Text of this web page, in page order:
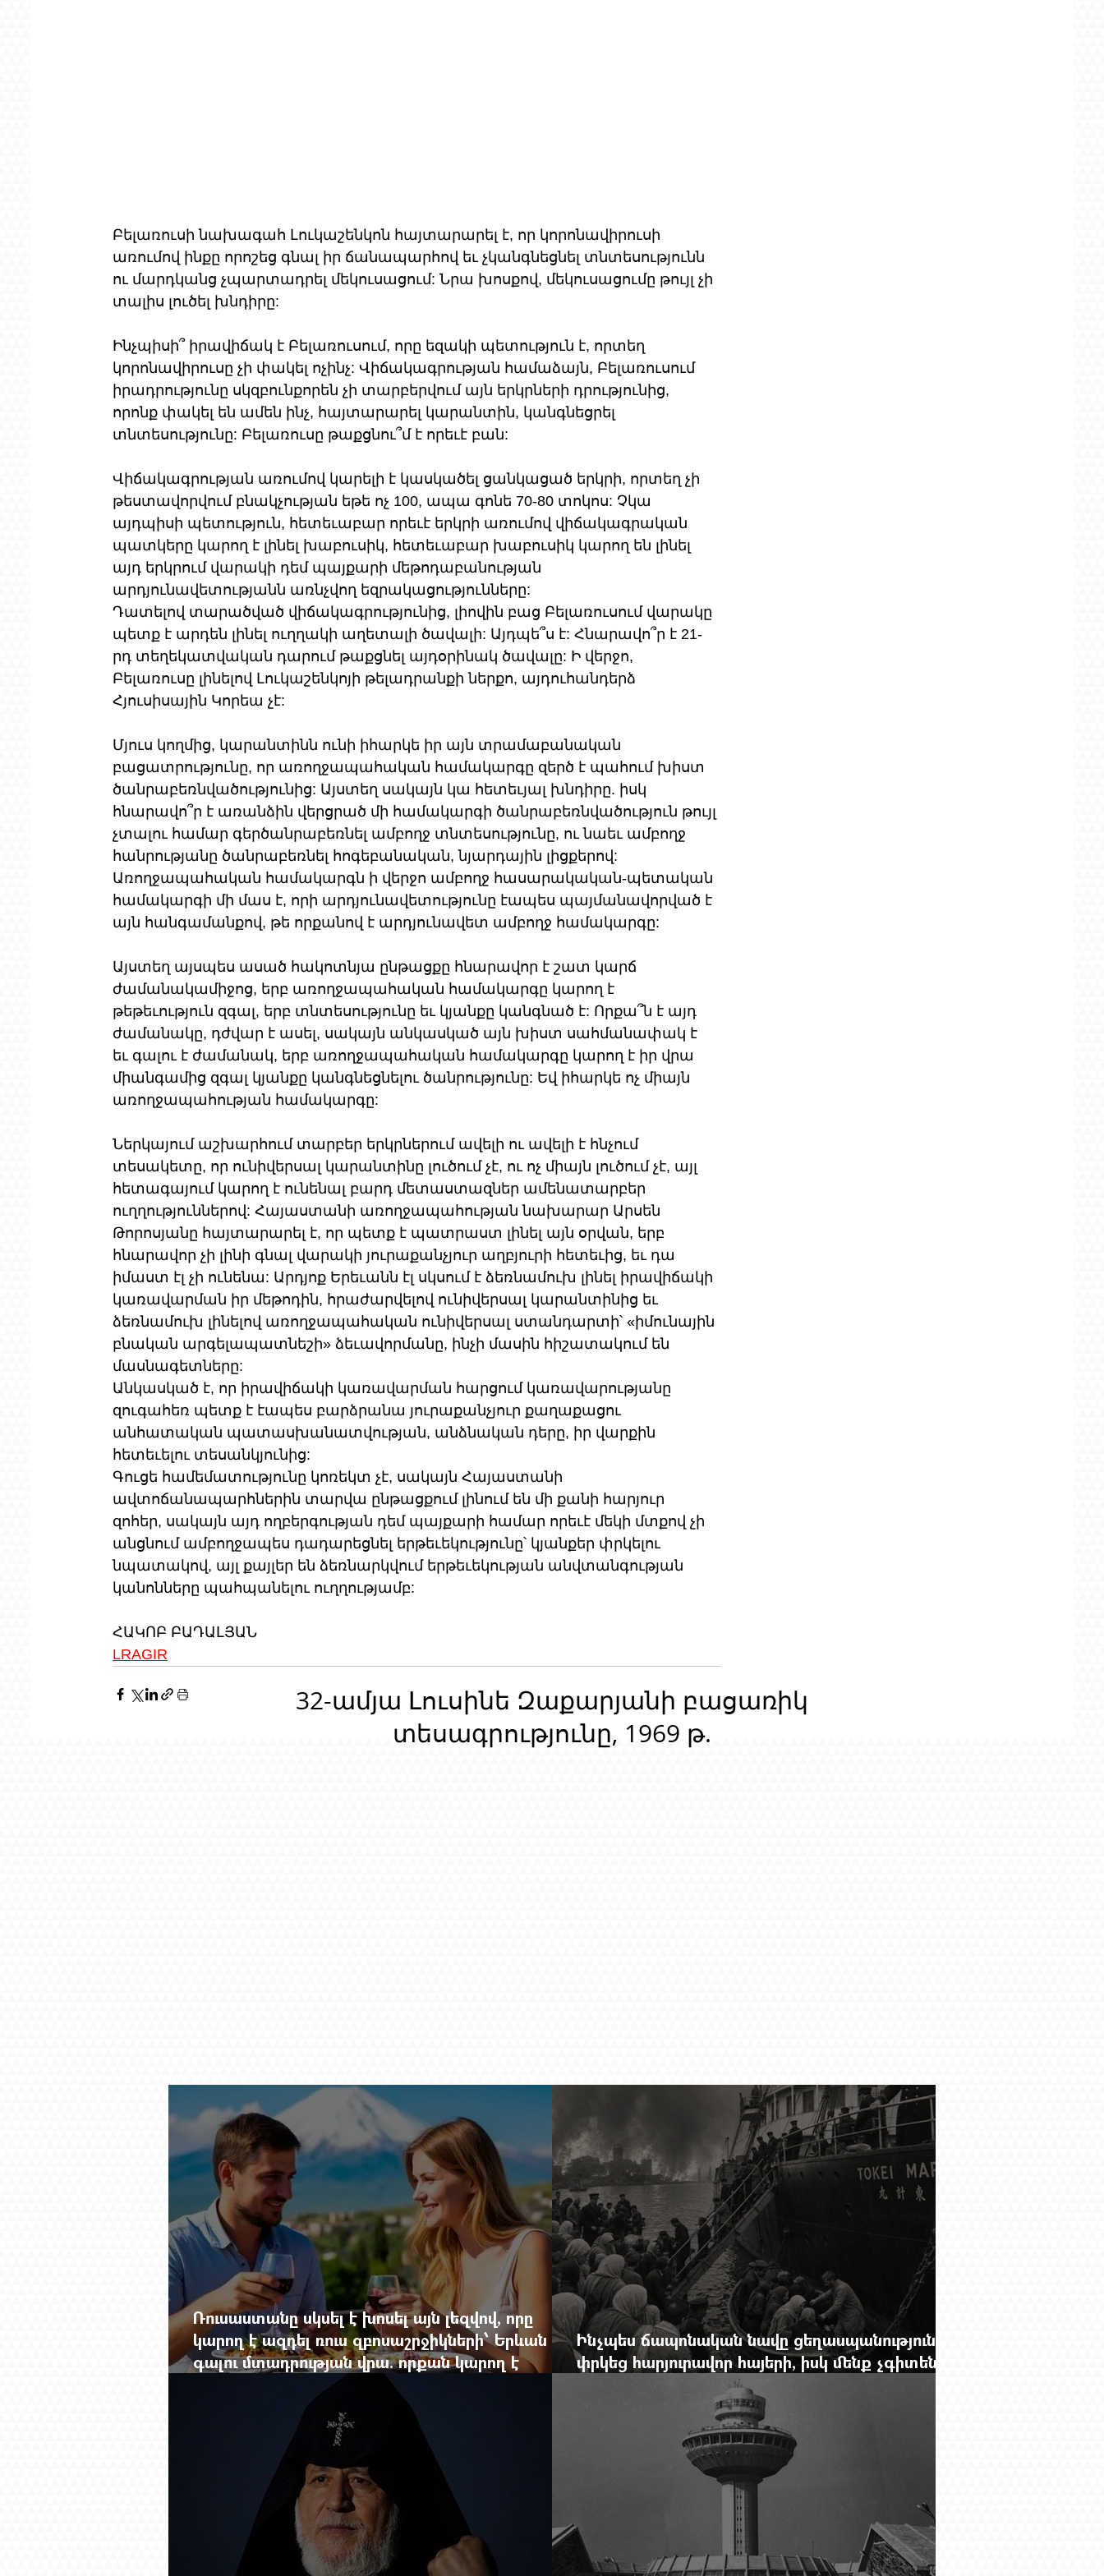
Բելառուսի նախագահ Լուկաշենկոն հայտարարել է, որ կորոնավիրուսի
առումով ինքը որոշեց գնալ իր ճանապարհով եւ չկանգնեցնել տնտեսությունն
ու մարդկանց չպարտադրել մեկուսացում: Նրա խոսքով, մեկուսացումը թույլ չի
տալիս լուծել խնդիրը:
Ինչպիսի՞ իրավիճակ է Բելառուսում, որը եզակի պետություն է, որտեղ
կորոնավիրուսը չի փակել ոչինչ: Վիճակագրության համաձայն, Բելառուսում
իրադրությունը սկզբունքորեն չի տարբերվում այն երկրների դրությունից,
որոնք փակել են ամեն ինչ, հայտարարել կարանտին, կանգնեցրել
տնտեսությունը: Բելառուսը թաքցնու՞մ է որեւէ բան:
Վիճակագրության առումով կարելի է կասկածել ցանկացած երկրի, որտեղ չի
թեստավորվում բնակչության եթե ոչ 100, ապա գոնե 70-80 տոկոս: Չկա
այդպիսի պետություն, հետեւաբար որեւէ երկրի առումով վիճակագրական
պատկերը կարող է լինել խաբուսիկ, հետեւաբար խաբուսիկ կարող են լինել
այդ երկրում վարակի դեմ պայքարի մեթոդաբանության
արդյունավետությանն առնչվող եզրակացությունները:
Դատելով տարածված վիճակագրությունից, լիովին բաց Բելառուսում վարակը
պետք է արդեն լինել ուղղակի աղետալի ծավալի: Այդպե՞ս է: Հնարավո՞ր է 21-
րդ տեղեկատվական դարում թաքցնել այդօրինակ ծավալը: Ի վերջո,
Բելառուսը լինելով Լուկաշենկոյի թելադրանքի ներքո, այդուհանդերձ
Հյուսիսային Կորեա չէ:
Մյուս կողմից, կարանտինն ունի իհարկե իր այն տրամաբանական
բացատրությունը, որ առողջապահական համակարգը զերծ է պահում խիստ
ծանրաբեռնվածությունից: Այստեղ սակայն կա հետեւյալ խնդիրը. իսկ
հնարավո՞ր է առանձին վերցրած մի համակարգի ծանրաբեռնվածություն թույլ
չտալու համար գերծանրաբեռնել ամբողջ տնտեսությունը, ու նաեւ ամբողջ
հանրությանը ծանրաբեռնել հոգեբանական, նյարդային լիցքերով:
Առողջապահական համակարգն ի վերջո ամբողջ հասարակական-պետական
համակարգի մի մաս է, որի արդյունավետությունը էապես պայմանավորված է
այն հանգամանքով, թե որքանով է արդյունավետ ամբողջ համակարգը:
Այստեղ այսպես ասած հակոտնյա ընթացքը հնարավոր է շատ կարճ
ժամանակամիջոց, երբ առողջապահական համակարգը կարող է
թեթեւություն զգալ, երբ տնտեսությունը եւ կյանքը կանգնած է: Որքա՞ն է այդ
ժամանակը, դժվար է ասել, սակայն անկասկած այն խիստ սահմանափակ է
եւ գալու է ժամանակ, երբ առողջապահական համակարգը կարող է իր վրա
միանգամից զգալ կյանքը կանգնեցնելու ծանրությունը: Եվ իհարկե ոչ միայն
առողջապահության համակարգը:
Ներկայում աշխարհում տարբեր երկրներում ավելի ու ավելի է հնչում
տեսակետը, որ ունիվերսալ կարանտինը լուծում չէ, ու ոչ միայն լուծում չէ, այլ
հետագայում կարող է ունենալ բարդ մետաստազներ ամենատարբեր
ուղղություններով: Հայաստանի առողջապահության նախարար Արսեն
Թորոսյանը հայտարարել է, որ պետք է պատրաստ լինել այն օրվան, երբ
հնարավոր չի լինի գնալ վարակի յուրաքանչյուր աղբյուրի հետեւից, եւ դա
իմաստ էլ չի ունենա: Արդյոք Երեւանն էլ սկսում է ձեռնամուխ լինել իրավիճակի
կառավարման իր մեթոդին, հրաժարվելով ունիվերսալ կարանտինից եւ
ձեռնամուխ լինելով առողջապահական ունիվերսալ ստանդարտի՝ «իմունային
բնական արգելապատնեշի» ձեւավորմանը, ինչի մասին հիշատակում են
մասնագետները:
Անկասկած է, որ իրավիճակի կառավարման հարցում կառավարությանը
զուգահեռ պետք է էապես բարձրանա յուրաքանչյուր քաղաքացու
անհատական պատասխանատվության, անձնական դերը, իր վարքին
հետեւելու տեսանկյունից:
Գուցե համեմատությունը կոռեկտ չէ, սակայն Հայաստանի
ավտոճանապարհներին տարվա ընթացքում լինում են մի քանի հարյուր
զոհեր, սակայն այդ ողբերգության դեմ պայքարի համար որեւէ մեկի մտքով չի
անցնում ամբողջապես դադարեցնել երթեւեկությունը՝ կյանքեր փրկելու
նպատակով, այլ քայլեր են ձեռնարկվում երթեւեկության անվտանգության
կանոնները պահպանելու ուղղությամբ:
ՀԱԿՈԲ ԲԱԴԱԼՅԱՆ
LRAGIR
32-ամյա Լուսինե Զաքարյանի բացառիկ
տեսագրությունը, 1969 թ.
Ռուսաստանը սկսել է խոսել այն լեզվով, որը
կարող է ազդել ռուս զբոսաշրջիկների՝ Երևան
գալու մտադրության վրա. որքան կարող է
խորանալ հայ-ռուսական ճգնաժամը
Ինչպես ճապոնական նավը ցեղասպանությունից
փրկեց հարյուրավոր հայերի, իսկ մենք չգիտենք
հերոս նավապետի անունը՝ Սաձո Հիբիի